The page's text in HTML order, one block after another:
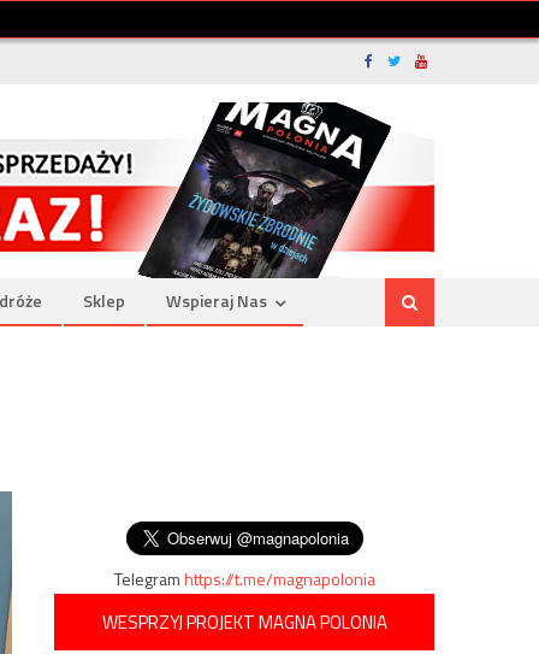
Sklep Wspieraj Nas
Telegramhttps://t.me/magnapolonia
WESPRZYJ PROJEKT MAGNA POLONIA